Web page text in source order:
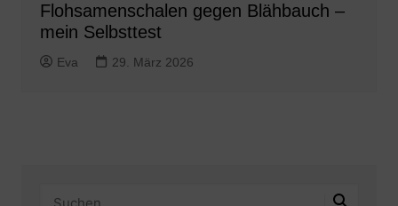
Flohsamenschalen gegen Blähbauch –
mein Selbsttest
Eva 29. März 2026